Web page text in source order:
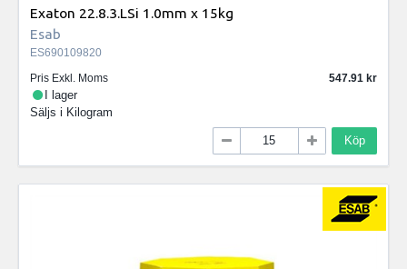
Exaton 22.8.3.LSi 1.0mm x 15kg
Esab
ES690109820
Pris Exkl. Moms
547.91
I lager
Säljs i Kilogram
Köp